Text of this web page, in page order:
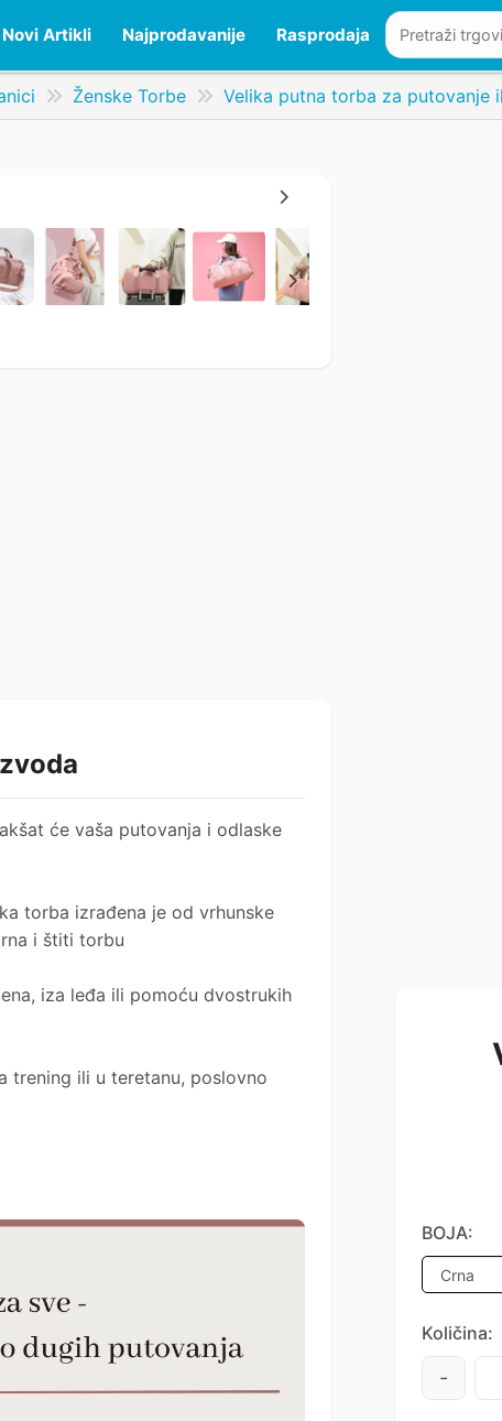
Novi Artikli Najprodavanije Rasprodaja
Ženske Torbe Velika putna torba za putovanje
BOJA:
Količina:
-
će vaša putovanja i odlaske
torba izrađena je od vrhunske
i štiti torbu
iza leđa ili pomoću dvostrukih
trening ili u teretanu, poslovno